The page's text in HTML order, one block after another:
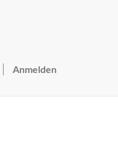
Anmelden